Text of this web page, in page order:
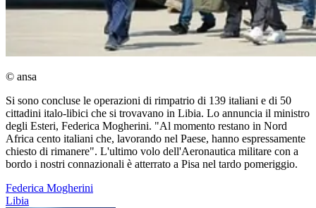
© ansa
Si sono concluse le operazioni di rimpatrio di 139 italiani e di 50
cittadini italo-libici che si trovavano in Libia. Lo annuncia il ministro
degli Esteri, Federica Mogherini. "Al momento restano in Nord
Africa cento italiani che, lavorando nel Paese, hanno espressamente
chiesto di rimanere". L'ultimo volo dell'Aeronautica militare con a
bordo i nostri connazionali è atterrato a Pisa nel tardo pomeriggio.
Federica Mogherini
Libia